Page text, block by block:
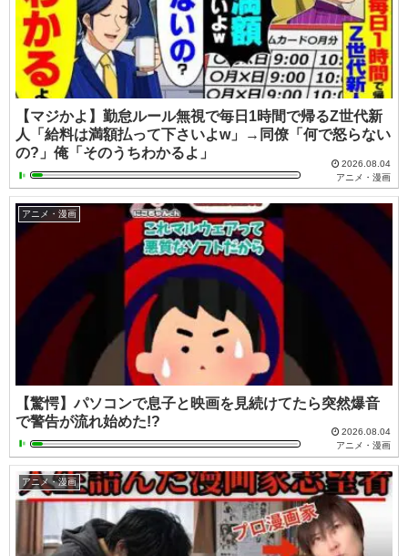
【マジかよ】勤怠ルール無視で毎日1時間で帰るZ世代新
人「給料は満額払って下さいよw」→同僚「何で怒らない
の?」俺「そのうちわかるよ」
2026.08.04
アニメ・漫画
アニメ・漫画
【驚愕】パソコンで息子と映画を見続けてたら突然爆音
で警告が流れ始めた!?
2026.08.04
アニメ・漫画
アニメ・漫画